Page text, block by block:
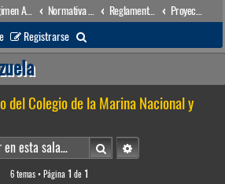
Régimen Acuático venezolano Reglamentos Nacionales
Registrarse
u
c
r
del Colegio de la Marina Nacional y
BuscarBúsqueda avanzada
6 temas • Página 1 de 1